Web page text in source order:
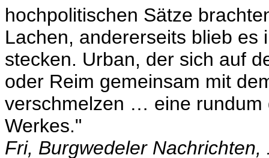
hochpolitischen Sätze
Lachen, andererseits blieb es
stecken. Urban, der sich auf
oder Reim gemeinsam mit
verschmelzen … eine rundum
Werkes."
Fri, Burgwedeler Nachrichten,